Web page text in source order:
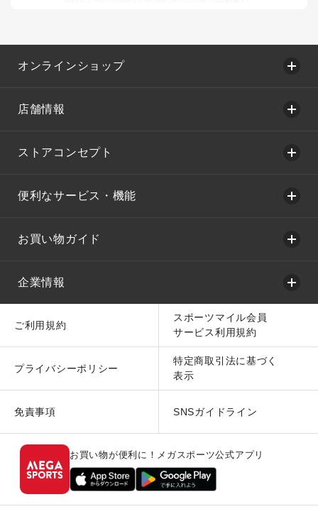
オンラインショップ
店舗情報
ストアコンセプト
便利なサービス・機能
お買い物ガイド
企業情報
ご利用規約
スポーツマイル会員
サービス利用規約
プライバシーポリシー
特定商取引法に基づく
表示
免責事項 SNSガイドライン
お買い物が便利に！メガスポーツ公式アプリ